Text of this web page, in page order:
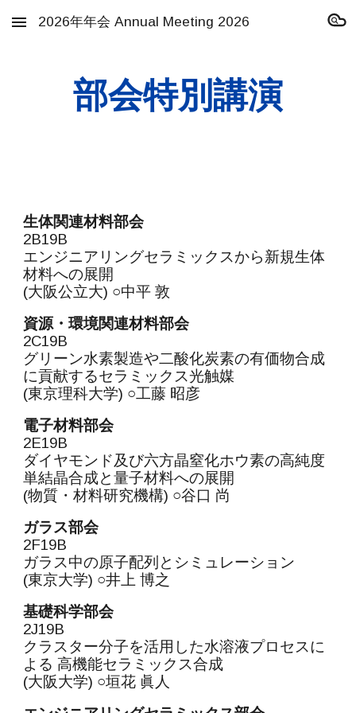
Skip to main content Skip to navigation
2026年年会 Annual Meeting 2026
部会特別講演
生体関連材料部会
2B19B
エンジニアリングセラミックスから新規生体
材料への展開
(大阪公立大) ○中平 敦
資源・環境関連材料部会
2C19B
グリーン水素製造や二酸化炭素の有価物合成
に貢献するセラミックス光触媒
(東京理科大学) ○工藤 昭彦
電子材料部会
2E19B
ダイヤモンド及び六方晶窒化ホウ素の高純度
単結晶合成と量子材料への展開
(物質・材料研究機構) ○谷口 尚
ガラス部会
2F19B
ガラス中の原子配列とシミュレーション
(東京大学) ○井上 博之
基礎科学部会
2J19B
クラスター分子を活用した水溶液プロセスに
よる 高機能セラミックス合成
(大阪大学) ○垣花 眞人